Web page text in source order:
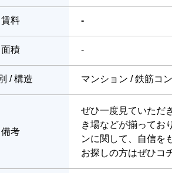
賃料 -
面積 -
/ 構造 マンション / 鉄筋コ
備考
ぜひ一度見ていただ
き場などが揃ってお
ンに関して、自信を
お探しの方はぜひコ